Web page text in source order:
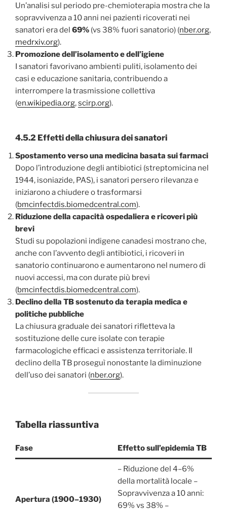
Un’analisi sul periodo pre-chemioterapia mostra che la
sopravvivenza a 10 anni nei pazienti ricoverati nei
sanatori era del 69% (vs 38% fuori sanatorio) (nber.org,
medrxiv.org).
Promozione dell’isolamento e dell’igiene
I sanatori favorivano ambienti puliti, isolamento dei
casi e educazione sanitaria, contribuendo a
interrompere la trasmissione collettiva
(en.wikipedia.org,scirp.org).
4.5.2 Effetti della chiusura dei sanatori
Spostamento verso una medicina basata sui farmaci
Dopo l’introduzione degli antibiotici (streptomicina nel
1944, isoniazide, PAS), i sanatori persero rilevanza e
iniziarono a chiudere o trasformarsi
(bmcinfectdis.biomedcentral.com).
Riduzione della capacità ospedaliera e ricoveri più
brevi
Studi su popolazioni indigene canadesi mostrano che,
anche con l’avvento degli antibiotici, i ricoveri in
sanatorio continuarono e aumentarono nel numero di
nuovi accessi, ma con durate più brevi
(bmcinfectdis.biomedcentral.com).
Declino della TB sostenuto da terapia medica e
politiche pubbliche
La chiusura graduale dei sanatori rifletteva la
sostituzione delle cure isolate con terapie
farmacologiche efficaci e assistenza territoriale. Il
declino della TB proseguì nonostante la diminuzione
dell’uso dei sanatori (nber.org).
Tabella riassuntiva
Fase Effetto sull’epidemia TB
Apertura (1900–1930)
– Riduzione del 4–6%
della mortalità locale –
Sopravvivenza a 10 anni:
69% vs 38% –